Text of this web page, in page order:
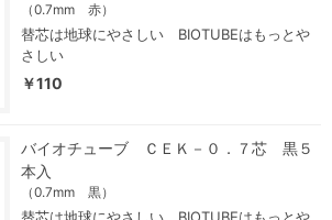
（0.7mm 赤）
替芯は地球にやさしい BIOTUBEはもっとや
さしい
￥110
バイオチューブ ＣＥＫ－０．７芯 黒５
本入
（0.7mm 黒）